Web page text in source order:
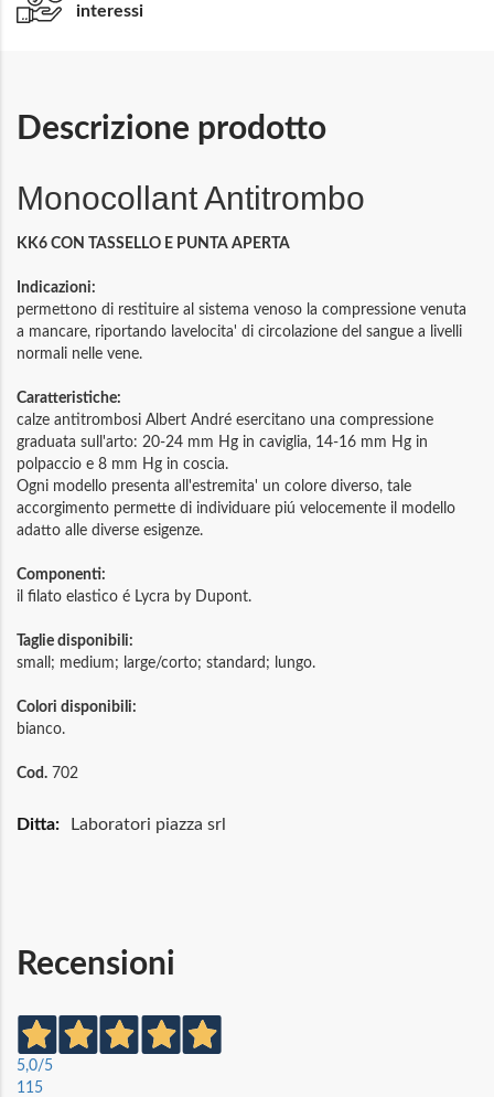
interessi
Descrizione prodotto
Monocollant Antitrombo
KK6 CON TASSELLO E PUNTA APERTA
Indicazioni:
permettono di restituire al sistema venoso la compressione venuta
a mancare, riportando lavelocita' di circolazione del sangue a livelli
normali nelle vene.
Caratteristiche:
calze antitrombosi Albert André esercitano una compressione
graduata sull'arto: 20-24 mm Hg in caviglia, 14-16 mm Hg in
polpaccio e 8 mm Hg in coscia.
Ogni modello presenta all'estremita' un colore diverso, tale
accorgimento permette di individuare piú velocemente il modello
adatto alle diverse esigenze.
Componenti:
il filato elastico é Lycra by Dupont.
Taglie disponibili:
small; medium; large/corto; standard; lungo.
Colori disponibili:
bianco.
Cod. 702
MaggioriLaboratori piazza srl
Recensioni
5,0/5
115